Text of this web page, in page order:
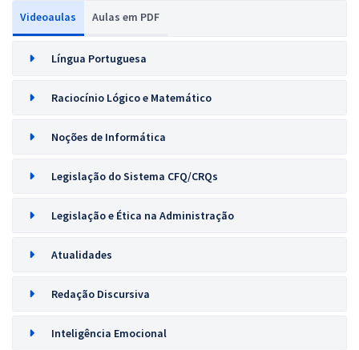
Videoaulas Aulas em PDF
Língua Portuguesa
Raciocínio Lógico e Matemático
Noções de Informática
Legislação do Sistema CFQ/CRQs
Legislação e Ética na Administração
Atualidades
Redação Discursiva
Inteligência Emocional